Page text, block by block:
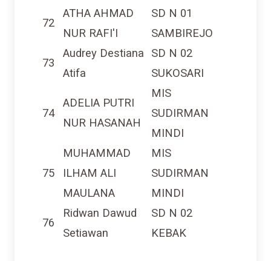
72
ATHA AHMAD
NUR RAFI'I
SD N 01
SAMBIREJO
73
Audrey Destiana
Atifa
SD N 02
SUKOSARI
74
ADELIA PUTRI
NUR HASANAH
MIS
SUDIRMAN
MINDI
75
MUHAMMAD
ILHAM ALI
MAULANA
MIS
SUDIRMAN
MINDI
76
Ridwan Dawud
Setiawan
SD N 02
KEBAK